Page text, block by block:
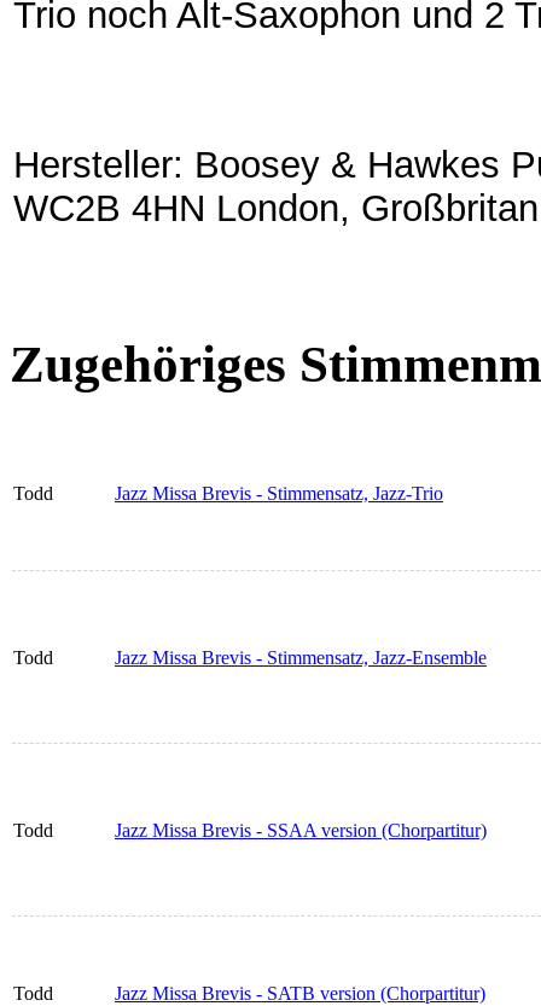
Trio noch Alt-Saxophon und 2
Hersteller: Boosey & Hawkes
WC2B 4HN London,
Zugehöriges
Todd Jazz Missa Brevis - Stimmensatz, Jazz-Trio
Todd Jazz Missa Brevis - Stimmensatz, Jazz-Ensemble
Todd Jazz Missa Brevis - SSAA version (Chorpartitur)
Todd Jazz Missa Brevis - SATB version (Chorpartitur)